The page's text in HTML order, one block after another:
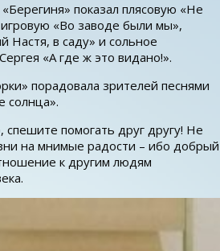
показал плясовую «Не
«Во заводе были мы»,
Настя, в саду» и сольное
«А где ж это видано!».
порадовала зрителей песнями
солнца».
помогать друг другу! Не
на мнимые радости – ибо добрый
к другим людям